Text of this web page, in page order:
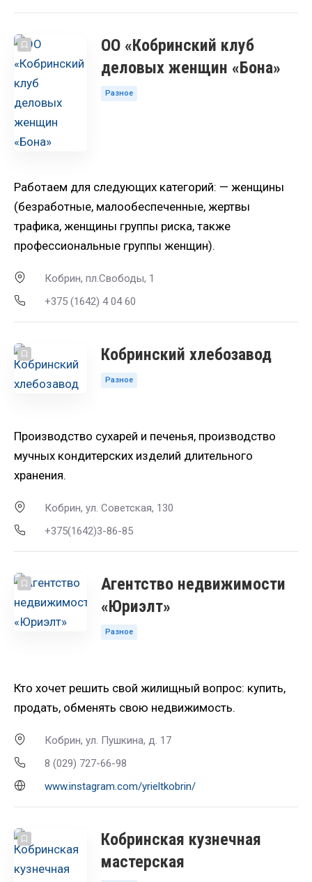
ОО «Кобринский клуб
деловых женщин «Бона»
Разное
Работаем для следующих категорий: — женщины
(безработные, малообеспеченные, жертвы
трафика, женщины группы риска, также
профессиональные группы женщин).
Кобрин, пл.Свободы, 1
+375 (1642) 4 04 60
Кобринский хлебозавод
Разное
Производство сухарей и печенья, производство
мучных кондитерских изделий длительного
хранения.
Кобрин, ул. Советская, 130
+375(1642)3-86-85
Агентство недвижимости
«Юриэлт»
Разное
Кто хочет решить свой жилищный вопрос: купить,
продать, обменять свою недвижимость.
Кобрин, ул. Пушкина, д. 17
8 (029) 727-66-98
www.instagram.com/yrieltkobrin/
Кобринская кузнечная
мастерская